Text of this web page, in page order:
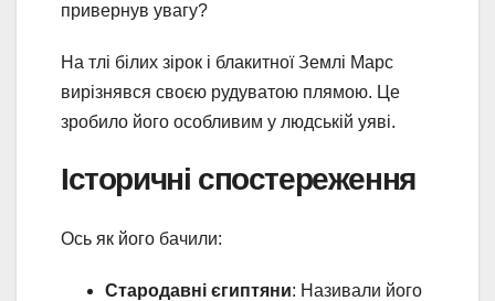
привернув увагу?
На тлі білих зірок і блакитної Землі Марс
вирізнявся своєю рудуватою плямою. Це
зробило його особливим у людській уяві.
Історичні спостереження
Ось як його бачили:
Стародавні єгиптяни: Називали його